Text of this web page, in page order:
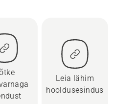
Leia lähim
hooldusesindus